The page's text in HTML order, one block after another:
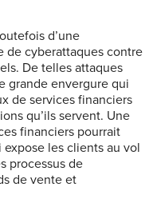
d’une
de cyberattaques contre
De telles attaques
grande envergure qui
de services financiers
qu’ils servent. Une
financiers pourrait
les clients au vol
processus de
de vente et